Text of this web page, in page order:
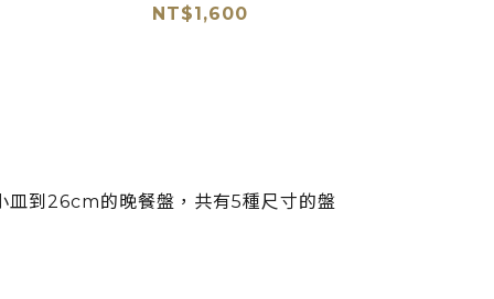
NT$1,600
皿到26cm的晚餐盤，共有5種尺寸的盤